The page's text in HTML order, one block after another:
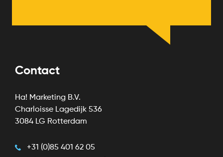
Contact
Ha! Marketing B.V.
Charloisse Lagedijk 536
3084 LG Rotterdam
+31 (0)85 401 62 05